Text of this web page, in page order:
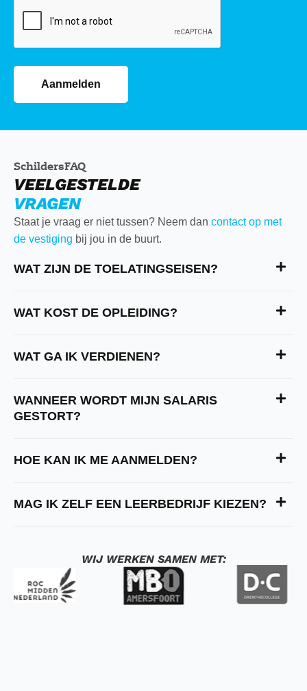
Aanmelden
SchildersFAQ
VEELGESTELDE
VRAGEN
Staat je vraag er niet tussen? Neem dan contact op met
de vestiging bij jou in de buurt.
WAT ZIJN DE TOELATINGSEISEN?
WAT KOST DE OPLEIDING?
WAT GA IK VERDIENEN?
WANNEER WORDT MIJN SALARIS
GESTORT?
HOE KAN IK ME AANMELDEN?
MAG IK ZELF EEN LEERBEDRIJF KIEZEN?
WIJ WERKEN SAMEN MET: